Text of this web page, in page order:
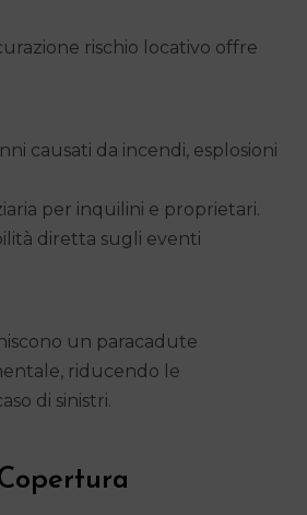
rischio locativo offre
causati da incendi, esplosioni
per inquilini e proprietari.
diretta sugli eventi
un paracadute
riducendo le
di sinistri.